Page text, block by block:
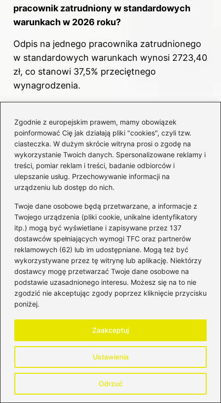
Zgodnie z europejskim prawem, mamy obowiązek
poinformować Cię jak działają pliki "cookies", czyli tzw.
ciasteczka. W dużym skrócie witryna prosi o zgodę na
wykorzystanie Twoich danych. Spersonalizowane reklamy i
treści, pomiar reklam i treści, badanie odbiorców i
ulepszanie usług. Przechowywanie informacji na
urządzeniu lub dostęp do nich.
Twoje dane osobowe będą przetwarzane, a informacje z
Twojego urządzenia (pliki cookie, unikalne identyfikatory
itp.) mogą być wyświetlane i zapisywane przez 137
dostawców spełniających wymogi TFC oraz partnerów
reklamowych (62) lub im udostępniane. Mogą też być
wykorzystywane przez tę witrynę lub aplikację. Niektórzy
dostawcy mogę przetwarzać Twoje dane osobowe na
podstawie uzasadnionego interesu. Możesz się na to nie
zgodzić nie akceptując zgody poprzez kliknięcie przycisku
poniżej.
Ustawienia
Odrzuć
Zaakceptuj
pracownik zatrudniony w standardowych
warunkach w 2026 roku?
Odpis na jednego pracownika zatrudnionego
w standardowych warunkach wynosi 2723,40
zł, co stanowi 37,5% przeciętnego
wynagrodzenia.
z niepełnosprawnościami?
Pracodawcy mogą dokonywać dodatkowego
odpisu wynoszącego 453,90 zł na każdego
pracownika z orzeczeniem o
niepełnosprawności, co ma na celu wsparcie
Jakie są terminy wpłat na ZFŚS w 2026 roku?
Pracodawcy muszą przekazać co najmniej
75% równowartości dokonanych odpisów do
31 maja, a pozostałą część do 30 września.
Czy pracodawcy mają możliwość rezygnacji
z tworzenia ZFŚS?
Tak, pracodawcy mogą zrezygnować z
tworzenia ZFŚS, umieszczając odpowiednie
postanowienie w regulaminie pracy lub
układzie zbiorowym, jednak nie wpływa to na
wcześniej zgromadzone środki.